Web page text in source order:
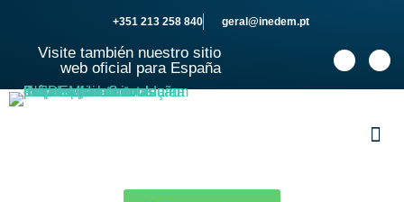
+351 213 258 840 geral@inedem.pt
Visite también nuestro sitio
web oficial para España